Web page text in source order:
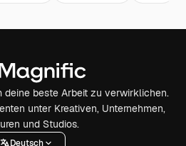
deine beste Arbeit zu verwirklichen.
unter Kreativen, Unternehmen,
und Studios.
Deutsch